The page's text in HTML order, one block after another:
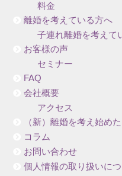
料金
離婚を考えている方へ
子連れ離婚を考えて
お客様の声
セミナー
FAQ
会社概要
アクセス
（新）離婚を考え始め
コラム
お問い合わせ
個人情報の取り扱いに